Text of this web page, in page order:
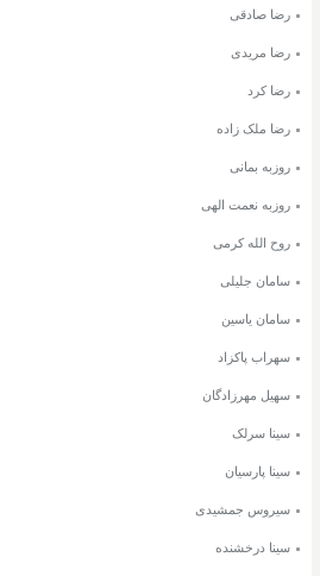
رضا صادقی
رضا مریدی
رضا کرد
رضا ملک زاده
روزبه بمانی
روزبه نعمت الهی
روح الله کرمی
سامان جلیلی
سامان یاسین
سهراب پاکزاد
سهیل مهرزادگان
سینا سرلک
سینا پارسیان
سیروس جمشیدی
سینا درخشنده